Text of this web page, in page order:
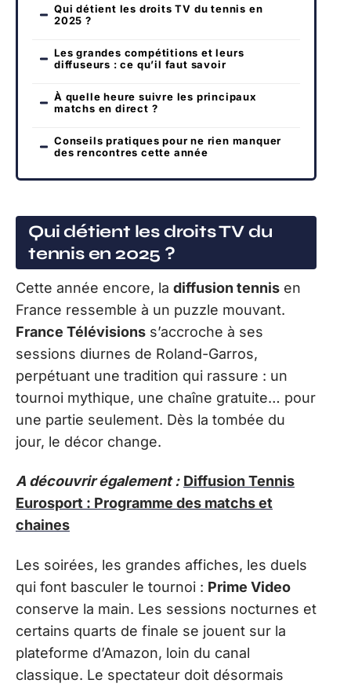
Qui détient les droits TV du tennis en
2025 ?
Les grandes compétitions et leurs
diffuseurs : ce qu’il faut savoir
À quelle heure suivre les principaux
matchs en direct ?
Conseils pratiques pour ne rien manquer
des rencontres cette année
Qui détient les droits TV du
tennis en 2025 ?
Cette année encore, la diffusion tennis en
France ressemble à un puzzle mouvant.
France Télévisions s’accroche à ses
sessions diurnes de Roland-Garros,
perpétuant une tradition qui rassure : un
tournoi mythique, une chaîne gratuite… pour
une partie seulement. Dès la tombée du
jour, le décor change.
A découvrir également : Diffusion Tennis
Eurosport : Programme des matchs et
chaines
Les soirées, les grandes affiches, les duels
qui font basculer le tournoi : Prime Video
conserve la main. Les sessions nocturnes et
certains quarts de finale se jouent sur la
plateforme d’Amazon, loin du canal
classique. Le spectateur doit désormais